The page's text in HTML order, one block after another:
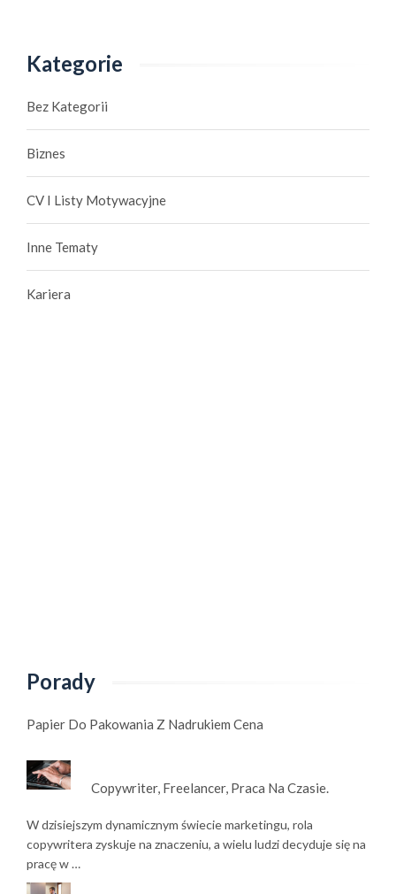
Kategorie
Bez Kategorii
Biznes
CV I Listy Motywacyjne
Inne Tematy
Kariera
Porady
Papier Do Pakowania Z Nadrukiem Cena
Copywriter, Freelancer, Praca Na Czasie.
W dzisiejszym dynamicznym świecie marketingu, rola
copywritera zyskuje na znaczeniu, a wielu ludzi decyduje się na
pracę w …